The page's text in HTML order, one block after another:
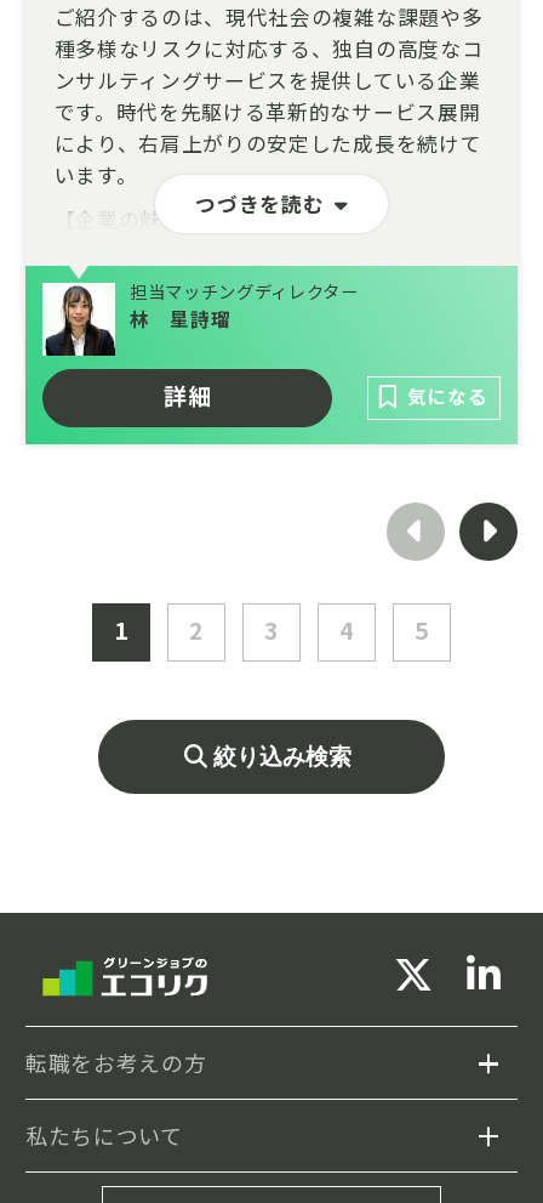
つづきを読む
ご紹介するのは、現代社会の複雑な課題や多
種多様なリスクに対応する、独自の高度なコ
ンサルティングサービスを提供している企業
です。時代を先駆ける革新的なサービス展開
により、右肩上がりの安定した成長を続けて
います。
【企業の魅力】
・社会的影響力の大きな案件に携わるやりが
い
クライアントは日本を代表する大手企業や官
公庁が中心です。社会的なインパクトが非常
に大きく、社会に貢献している実感を味わえ
ます。
各分野のスペシャリストが多数在籍してお
り、専門性を高められる環境が整っていま
制度（リモートワーク、充実した各種休暇な
ど）が整備されており、長期的にキャリアを
担当マッチングディレクター
林 星詩瑠
詳細 気になる
1 2 3 4 5
絞り込み検索
転職をお考えの方
求人検索
私たちについて